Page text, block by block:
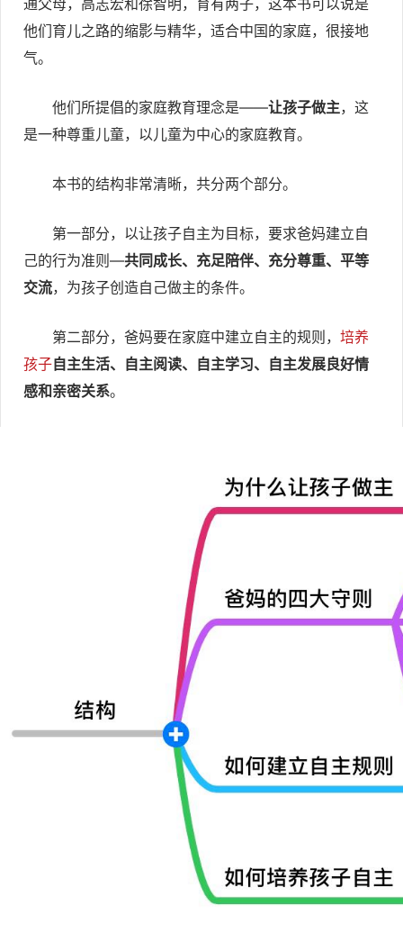
通父母，高志宏和徐智明，育有两子，这本书可以说是
他们育儿之路的缩影与精华，适合中国的家庭，很接地
气。
他们所提倡的家庭教育理念是——让孩子做主，这
是一种尊重儿童，以儿童为中心的家庭教育。
本书的结构非常清晰，共分两个部分。
第一部分，以让孩子自主为目标，要求爸妈建立自
己的行为准则—共同成长、充足陪伴、充分尊重、平等
交流，为孩子创造自己做主的条件。
第二部分，爸妈要在家庭中建立自主的规则， 培养
孩子自主生活、自主阅读、自主学习、自主发展良好情
感和亲密关系。